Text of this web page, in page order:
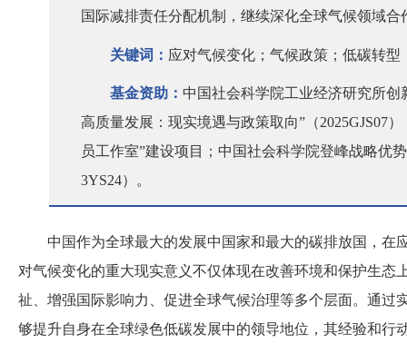
国际减排责任分配机制，继续深化全球气候领域合
关键词： 应对气候变化；气候政策；低碳转型
基金资助： 中国社会科学院工业经济研究所创
高质量发展：现实境遇与政策取向”（2025GJS07
员工作室”建设项目；中国社会科学院登峰战略优
3YS24）。
中国作为全球最大的发展中国家和最大的碳排放国，在
对气候变化的重大现实意义不仅体现在改善环境和保护生态
祉、增强国际影响力、促进全球气候治理等多个层面。通过
够提升自身在全球绿色低碳发展中的领导地位，其经验和行